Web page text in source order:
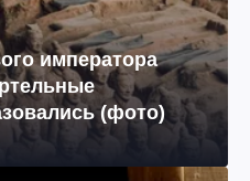
императора
(фото)